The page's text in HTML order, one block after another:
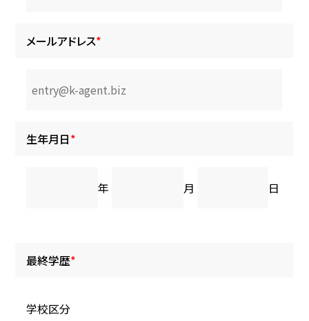
メールアドレス*
生年月日*
年 月 日
最終学歴*
学校区分